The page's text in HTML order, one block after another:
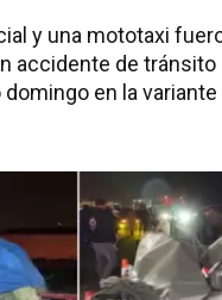
y una mototaxi
accidente de
en la variante